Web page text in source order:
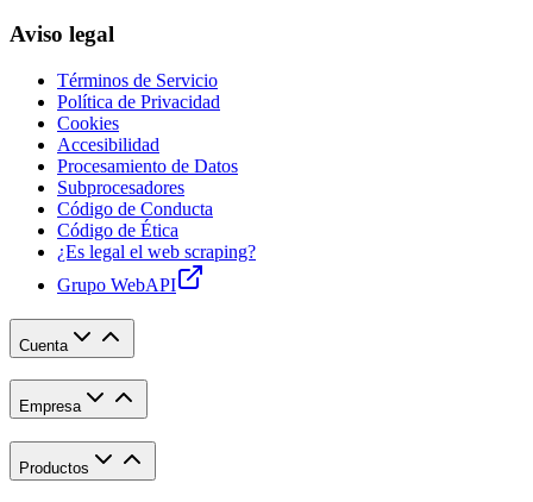
Aviso legal
Términos de Servicio
Política de Privacidad
Cookies
Accesibilidad
Procesamiento de Datos
Subprocesadores
Código de Conducta
Código de Ética
¿Es legal el web scraping?
Grupo WebAPI
Cuenta
Empresa
Productos